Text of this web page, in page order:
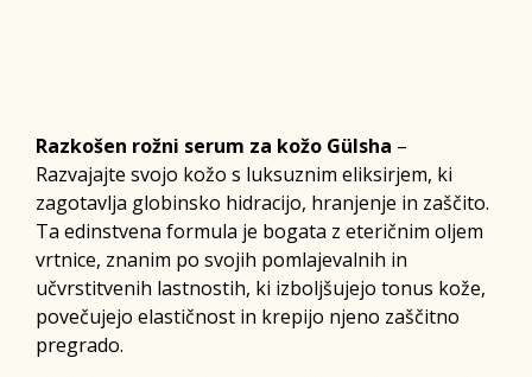
Razkošen rožni serum za kožo Gülsha –
Razvajajte svojo kožo s luksuznim eliksirjem, ki
zagotavlja globinsko hidracijo, hranjenje in zaščito.
Ta edinstvena formula je bogata z eteričnim oljem
vrtnice, znanim po svojih pomlajevalnih in
učvrstitvenih lastnostih, ki izboljšujejo tonus kože,
povečujejo elastičnost in krepijo njeno zaščitno
pregrado.